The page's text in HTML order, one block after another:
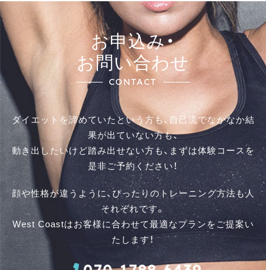
お申込み・
お問い合わせ
CONTACT
ダイエットを諦めていたという方も、自己流でなかなか結
果が出ていない方も、
動き出したいけど踏み出せない方も、まずは体験コースを
是⾮ご予約ください！
顔や性格が違うように、ぴったりのトレーニング方法も人
それぞれです。
West Coastはお客様に合わせて最適なプランをご提案い
たします！